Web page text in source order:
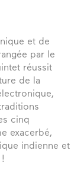
et de
par le
réussit
de la
cinq
exacerbé,
indienne et